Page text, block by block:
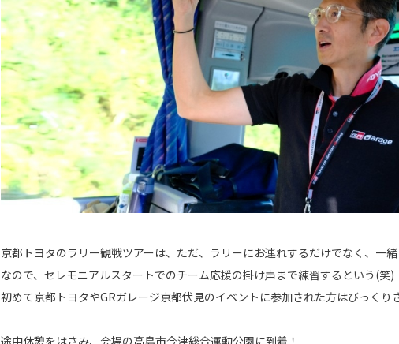
京都トヨタのラリー観戦ツアーは、ただ、ラリーにお連れするだけでなく、一
なので、セレモニアルスタートでのチーム応援の掛け声まで練習するという(笑)
初めて京都トヨタやGRガレージ京都伏見のイベントに参加された方はびっく
途中休憩をはさみ、会場の高島市今津総合運動公園に到着！